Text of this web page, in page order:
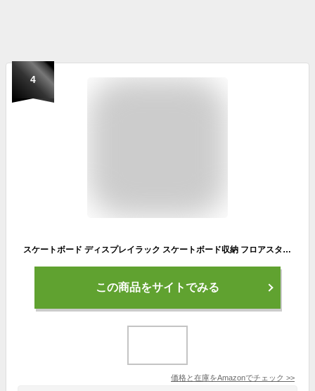
4
スケートボード ディスプレイラック スケートボード収納 フロアスタンド型スノーボードラック 木製 軽量 多機能 省スペース 組み立てが簡単 ングボードとショートボード用(A)
この商品をサイトでみる
価格と在庫をAmazonでチェック >>